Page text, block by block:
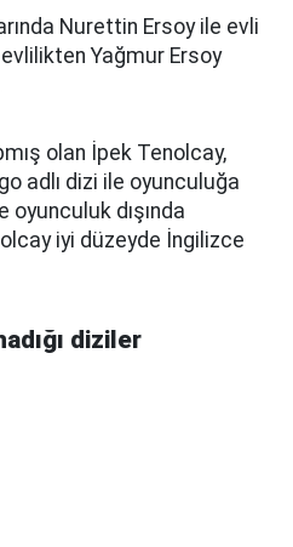
Nurettin Ersoy ile evli
Yağmur Ersoy
olan İpek Tenolcay,
adlı dizi ile oyunculuğa
oyunculuk dışında
iyi düzeyde İngilizce
diziler